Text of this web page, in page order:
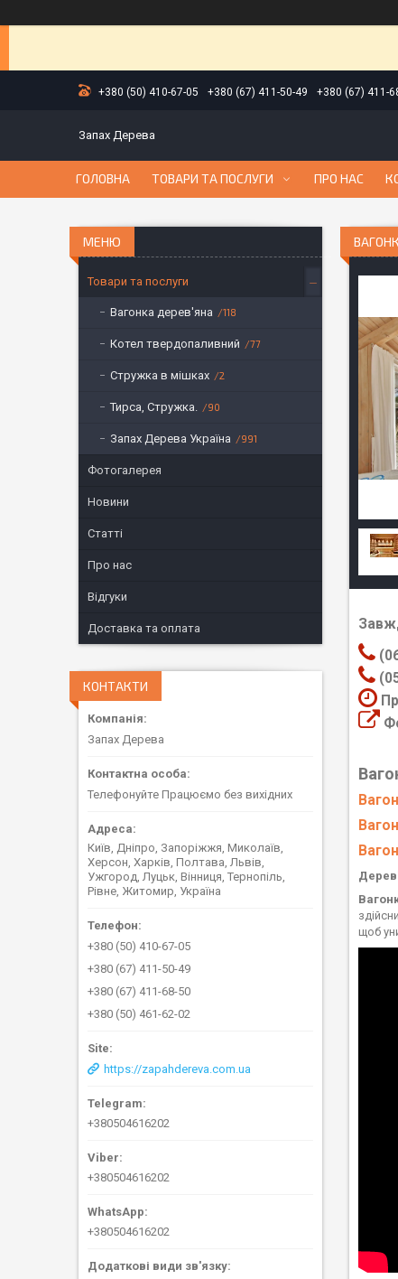
+380 (50) 410-67-05 +380 (67) 411-50-49 +380 (67) 411-
Запах Дерева
ГОЛОВНА ТОВАРИ ТА ПОСЛУГИ ПРО НАС
щоб
Товари та послуги
Вагонка дерев'яна 118
Котел твердопаливний 77
Стружка в мішках 2
Тирса, Стружка. 90
Запах Дерева Україна 991
Фотогалерея
Новини
Статті
Про нас
Відгуки
Доставка та оплата
КОНТАКТИ
Запах Дерева
Телефонуйте Працюємо без вихідних
Київ, Дніпро, Запоріжжя, Миколаїв,
Херсон, Харків, Полтава, Львів,
Ужгород, Луцьк, Вінниця, Тернопіль,
Рівне, Житомир, Україна
+380 (50) 410-67-05
+380 (67) 411-50-49
+380 (67) 411-68-50
+380 (50) 461-62-02
https://zapahdereva.com.ua
+380504616202
+380504616202
+380504616202